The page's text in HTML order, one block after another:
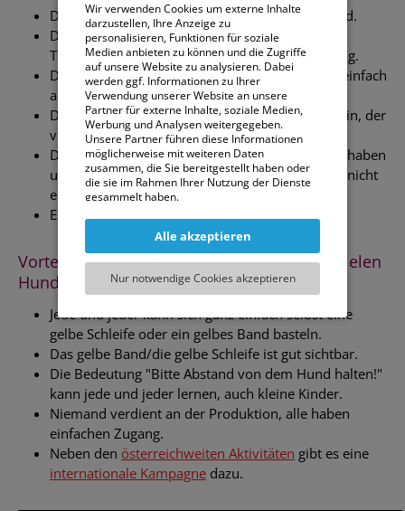
Wir verwenden Cookies um externe Inhalte
darzustellen, Ihre Anzeige zu
personalisieren, Funktionen für soziale
Medien anbieten zu können und die Zugriffe
auf unsere Website zu analysieren. Dabei
werden ggf. Informationen zu Ihrer
Verwendung unserer Website an unsere
Partner für externe Inhalte, soziale Medien,
Werbung und Analysen weitergegeben.
Unsere Partner führen diese Informationen
möglicherweise mit weiteren Daten
zusammen, die Sie bereitgestellt haben oder
die sie im Rahmen Ihrer Nutzung der Dienste
gesammelt haben.
Sie können entweder allen externen Services
und damit Verbundenen Cookies zustimmen,
oder lediglich jenen die für die korrekte
notwendig sind. Beachten Sie, dass bei der
Wahl der zweiten Möglichkeit ggf. nicht alle
Alle akzeptieren
Nur notwendige Cookies akzeptieren
Der Hund kann krank sein, u. a. auch ansteckend.
Der Hund kann in der Ausbildung sein, z.B. zum
Therapiehund, oder einfach im täglichen Training.
Der Hund kann sich in der Reha befinden oder einfach
alt sein.
Der Hund kann ein Hund aus dem Tierschutz sein, der
vor seiner Umgebung noch Angst hat.
Der Hund kann schlechte Erfahrungen gemacht haben
und will fremde – egal wie freundliche – Hunde nicht
einfach so begrüßen.
Es kann sich um eine läufige Hündin handeln.
Vorteile dieser einfachen Maßnahme, die vielen
Hunden sehr helfen kann:
Jede und jeder kann sich ganz einfach selbst eine
gelbe Schleife oder ein gelbes Band basteln.
Das gelbe Band/die gelbe Schleife ist gut sichtbar.
Die Bedeutung "Bitte Abstand von dem Hund halten!"
kann jede und jeder lernen, auch kleine Kinder.
Niemand verdient an der Produktion, alle haben
einfachen Zugang.
Neben den österreichweiten Aktivitäten gibt es eine
internationale Kampagne dazu.